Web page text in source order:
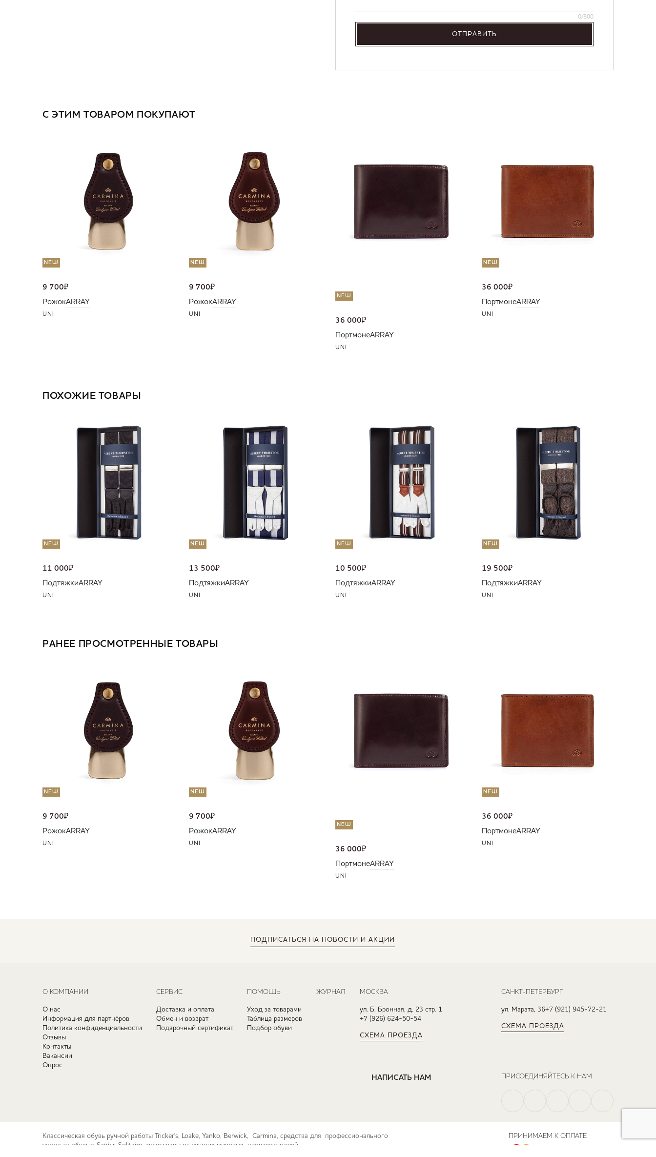
0/800
ОТПРАВИТЬ
С ЭТИМ ТОВАРОМ ПОКУПАЮТ
NEW
9 700₽
РожокARRAY
UNI
NEW
9 700₽
РожокARRAY
UNI
NEW
36 000₽
ПортмонеARRAY
UNI
NEW
36 000₽
ПортмонеARRAY
UNI
ПОХОЖИЕ ТОВАРЫ
NEW
11 000₽
ПодтяжкиARRAY
UNI
NEW
13 500₽
ПодтяжкиARRAY
UNI
NEW
10 500₽
ПодтяжкиARRAY
UNI
NEW
19 500₽
ПодтяжкиARRAY
UNI
РАНЕЕ ПРОСМОТРЕННЫЕ ТОВАРЫ
NEW
9 700₽
РожокARRAY
UNI
NEW
9 700₽
РожокARRAY
UNI
NEW
36 000₽
ПортмонеARRAY
UNI
NEW
36 000₽
ПортмонеARRAY
UNI
ПОДПИСАТЬСЯ НА НОВОСТИ И АКЦИИ
О КОМПАНИИ
О нас
Информация для партнёров
Политика конфиденциальности
Отзывы
Контакты
Вакансии
Опрос
СЕРВИС
Доставка и оплата
Обмен и возврат
Подарочный сертификат
ПОМОЩЬ
Уход за товарами
Таблица размеров
Подбор обуви
ЖУРНАЛ МОСКВА
ул. Б. Бронная, д. 23 стр. 1
+7 (926) 624-50-54
СХЕМА ПРОЕЗДА
САНКТ-ПЕТЕРБУРГ
ул. Марата, 36+7 (921) 945-72-21
СХЕМА ПРОЕЗДА
НАПИСАТЬ НАМ ПРИСОЕДИНЯЙТЕСЬ К НАМ
Классическая обувь ручной работы Tricker's, Loake, Yanko, Berwick, Carmina, средства для профессионального
ухода за обувью Saphir, Solitaire, аксессуары от лучших мировых производителей
ПРИНИМАЕМ К ОПЛАТЕ